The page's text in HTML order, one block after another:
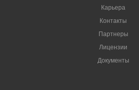
Карьера
Контакты
Партнеры
Лицензии
Документы